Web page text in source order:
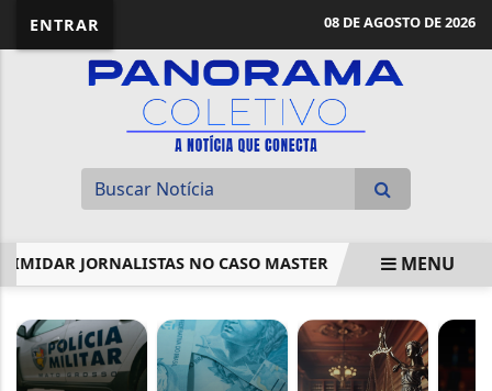
ENTRAR 08 DE AGOSTO DE 2026
JORNALISTAS NO CASO MASTER REDES DE
MENU